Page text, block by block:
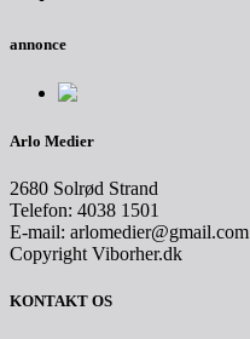
annonce
Arlo Medier
2680 Solrød Strand
Telefon: 4038 1501
E-mail: arlomedier@gmail.com
Copyright Viborher.dk
KONTAKT OS